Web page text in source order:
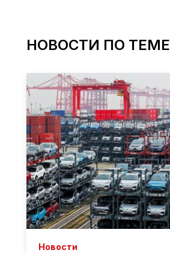
НОВОСТИ ПО ТЕМЕ
Новости